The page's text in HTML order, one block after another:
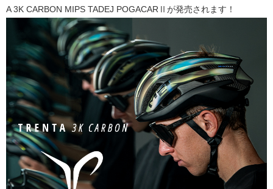
A 3K CARBON MIPS TADEJ POGACARⅡが発売されます！